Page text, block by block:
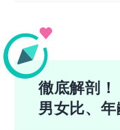
徹底解剖
男女比、